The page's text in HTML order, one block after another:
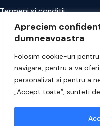
Apreciem
dumneavoastra
Folosim cookie-uri
navigare, pentru a va
personalizat si pentru a
„Accept toate”, sunteti
Termeni si conditii
Politica de confidentialitate
Contacteaza-ne
Strada George